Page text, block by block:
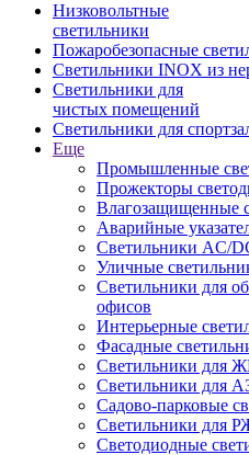
Низковольтные
светильники
Пожаробезопасные
Светильники INOX из
Светильники для
чистых помещений
Светильники для
Еще
Промышленные
Прожекторы
Влагозащищенные
Аварийные
Светильники AC/
Уличные
Светильники для
офисов
Интерьерные
Фасадные
Светильники для
Светильники для
Садово-парковые
Светильники для
Светодиодные